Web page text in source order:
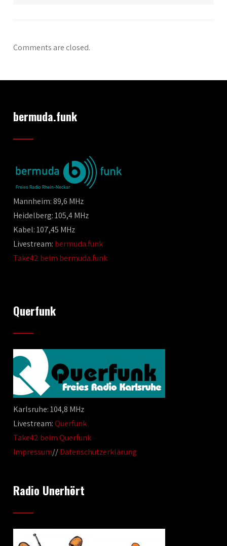
Comments are closed.
bermuda.funk
Mannheim: 89,6 MHz
Heidelberg: 105,4 MHz
Kabel: 107,45 MHz
Livestream: bermuda.funk
Take42 beim bermuda.funk
Querfunk
Karlsruhe: 104,8 MHz
Livestream:Querfunk
Take42 beim Querfunk
Impressum//Datenschutzerklärung
Radio Unerhört